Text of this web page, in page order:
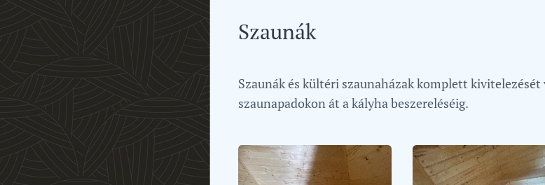
Szaunák
Szaunák és kültéri szaunaházak komplett
szaunapadokon át a kályha beszereléséig.